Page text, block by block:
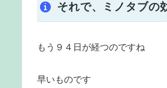
それで、ミノタブの
もう９４日が経つのですね
早いものです